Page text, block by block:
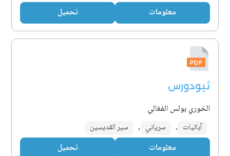
معلومات تحميل
ثيودورس
الخوري بولس الفغالي
آبائيات , سرياني , سير القديسين
معلومات تحميل